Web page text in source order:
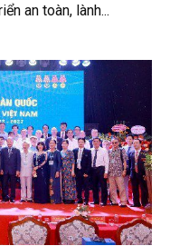
an toàn, lành...